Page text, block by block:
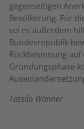
gegenseitigen
Bevölkerung. Für
sei es außerdem
Bundesrepublik
Rückbesinnung
Gründungsphase
Tassilo Wanner